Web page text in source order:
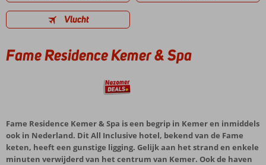
Vlucht
Fame Residence Kemer & Spa
Fame Residence Kemer & Spa is een begrip in Kemer en inmiddels
ook in Nederland. Dit All Inclusive hotel, bekend van de Fame
keten, heeft een gunstige ligging. Gelijk aan het strand en enkele
minuten verwijderd van het centrum van Kemer. Ook de haven